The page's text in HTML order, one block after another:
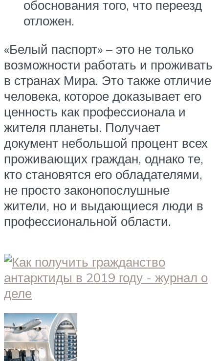
обоснования того, что переезд
отложен.
«Белый паспорт» – это не только
возможности работать и проживать
в странах Мира. Это также отличие
человека, которое доказывает его
ценность как профессионала и
жителя планеты. Получает
документ небольшой процент всех
проживающих граждан, однако те,
кто становятся его обладателями,
не просто законопослушные
жители, но и выдающиеся люди в
профессиональной области.